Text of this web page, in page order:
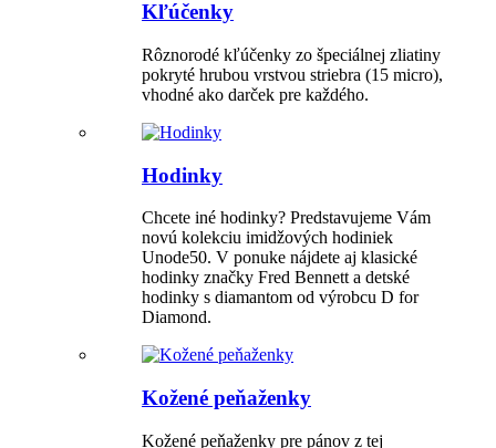
Kľúčenky
Rôznorodé kľúčenky zo špeciálnej zliatiny
pokryté hrubou vrstvou striebra (15 micro),
vhodné ako darček pre každého.
Hodinky
Chcete iné hodinky? Predstavujeme Vám
novú kolekciu imidžových hodiniek
Unode50. V ponuke nájdete aj klasické
hodinky značky Fred Bennett a detské
hodinky s diamantom od výrobcu D for
Diamond.
Kožené peňaženky
Kožené peňaženky pre pánov z tej